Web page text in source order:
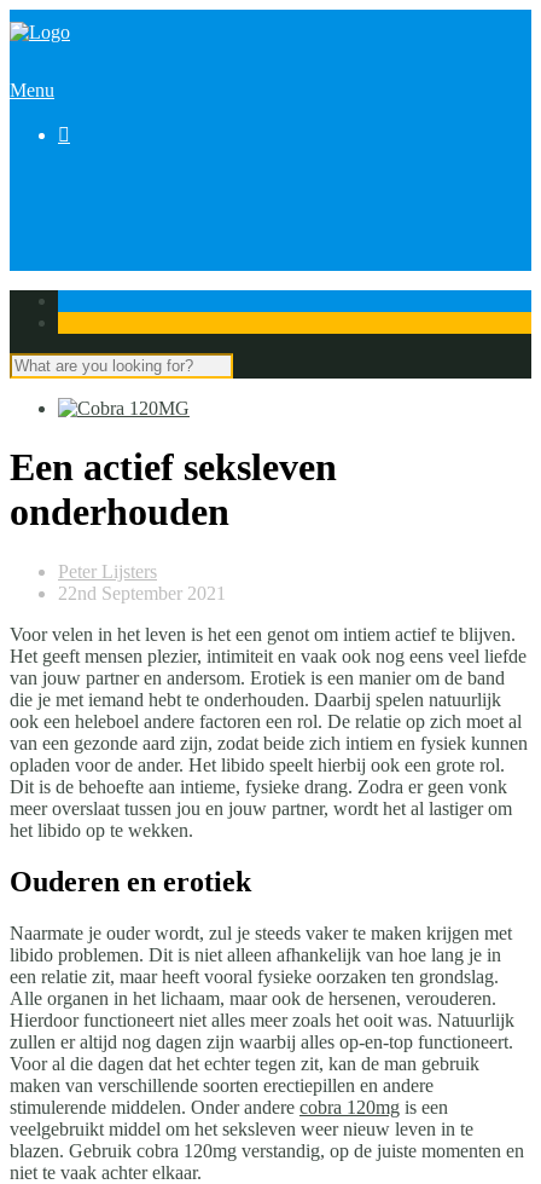
Menu

Een actief seksleven
onderhouden
Peter Lijsters
22nd September 2021
Voor velen in het leven is het een genot om intiem actief te blijven.
Het geeft mensen plezier, intimiteit en vaak ook nog eens veel liefde
van jouw partner en andersom. Erotiek is een manier om de band
die je met iemand hebt te onderhouden. Daarbij spelen natuurlijk
ook een heleboel andere factoren een rol. De relatie op zich moet al
van een gezonde aard zijn, zodat beide zich intiem en fysiek kunnen
opladen voor de ander. Het libido speelt hierbij ook een grote rol.
Dit is de behoefte aan intieme, fysieke drang. Zodra er geen vonk
meer overslaat tussen jou en jouw partner, wordt het al lastiger om
het libido op te wekken.
Ouderen en erotiek
Naarmate je ouder wordt, zul je steeds vaker te maken krijgen met
libido problemen. Dit is niet alleen afhankelijk van hoe lang je in
een relatie zit, maar heeft vooral fysieke oorzaken ten grondslag.
Alle organen in het lichaam, maar ook de hersenen, verouderen.
Hierdoor functioneert niet alles meer zoals het ooit was. Natuurlijk
zullen er altijd nog dagen zijn waarbij alles op-en-top functioneert.
Voor al die dagen dat het echter tegen zit, kan de man gebruik
maken van verschillende soorten erectiepillen en andere
stimulerende middelen. Onder andere cobra 120mg is een
veelgebruikt middel om het seksleven weer nieuw leven in te
blazen. Gebruik cobra 120mg verstandig, op de juiste momenten en
niet te vaak achter elkaar.